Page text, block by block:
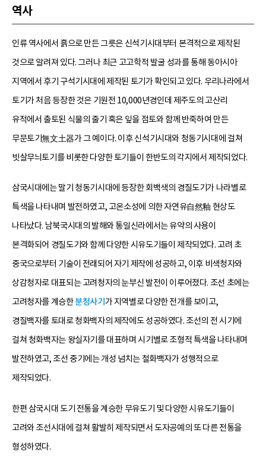
역사
인류 역사에서 흙으로 만든 그릇은 신석기시대부터 본격적으로 제작된
것으로 알려져 있다. 그러나 최근 고고학적 발굴 성과를 통해 동아시아
지역에서 후기 구석기시대에 제작된 토기가 확인되고 있다. 우리나라에서
토기가 처음 등장한 것은 기원전 10,000년경인데 제주도의 고산리
유적에서 출토된 식물의 줄기 혹은 잎을 점토와 함께 반죽하여 만든
무문토기無文土器가 그 예이다. 이후 신석기시대와 청동기시대에 걸쳐
빗살무늬토기를 비롯한 다양한 토기들이 한반도의 각지에서 제작되었다.
삼국시대에는 말기 청동기시대에 등장한 회백색의 경질도기가 나라별로
특색을 나타내며 발전하였고, 고온소성에 의한 자연유自然釉 현상도
나타났다. 남북국시대의 발해와 통일신라에서는 유약의 사용이
본격화되어 경질도기와 함께 다양한 시유도기들이 제작되었다. 고려 초
중국으로부터 기술이 전래되어 자기 제작에 성공하고, 이후 비색청자와
상감청자로 대표되는 고려청자의 눈부신 발전이 이루어졌다. 조선 초에는
고려청자를 계승한분청사기 가 지역별로 다양한 전개를 보이고,
경질백자를 토대로 청화백자의 제작에도 성공하였다. 조선의 전 시기에
걸쳐 청화백자는 왕실자기를 대표하며 시기별로 조형적 특색을 나타내며
발전하였고, 조선 중기에는 개성 넘치는 철화백자가 성행적으로
제작되었다.
한편 삼국시대 도기 전통을 계승한 무유도기 및 다양한 시유도기들이
고려와 조선시대에 걸쳐 활발히 제작되면서 도자공예의 또 다른 전통을
형성하였다.